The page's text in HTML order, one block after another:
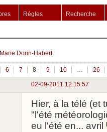
Règles Recherche
Marie Dorin-Habert
6 7 8 9 10 … 26
02-09-2011 12:15:57
Hier, à la télé (et
"l'été
eu l'été en... avril